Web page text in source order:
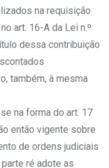
na requisição
art. 16-A da Lei n.º
dessa contribuição
também, à mesma
na forma do art. 17
então vigente sobre
de ordens judiciais
ré adote as